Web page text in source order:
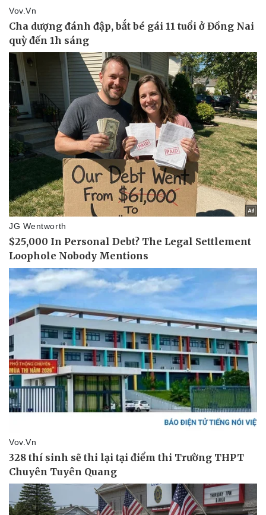
Sân khấu - Điện ảnh
Văn học
Âm nhạc
Di sản
Giải trí
Nghệ sĩ
Thời trang